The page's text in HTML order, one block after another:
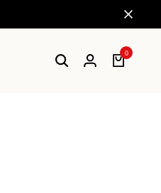
Recherche
Connexion
0
Chariot